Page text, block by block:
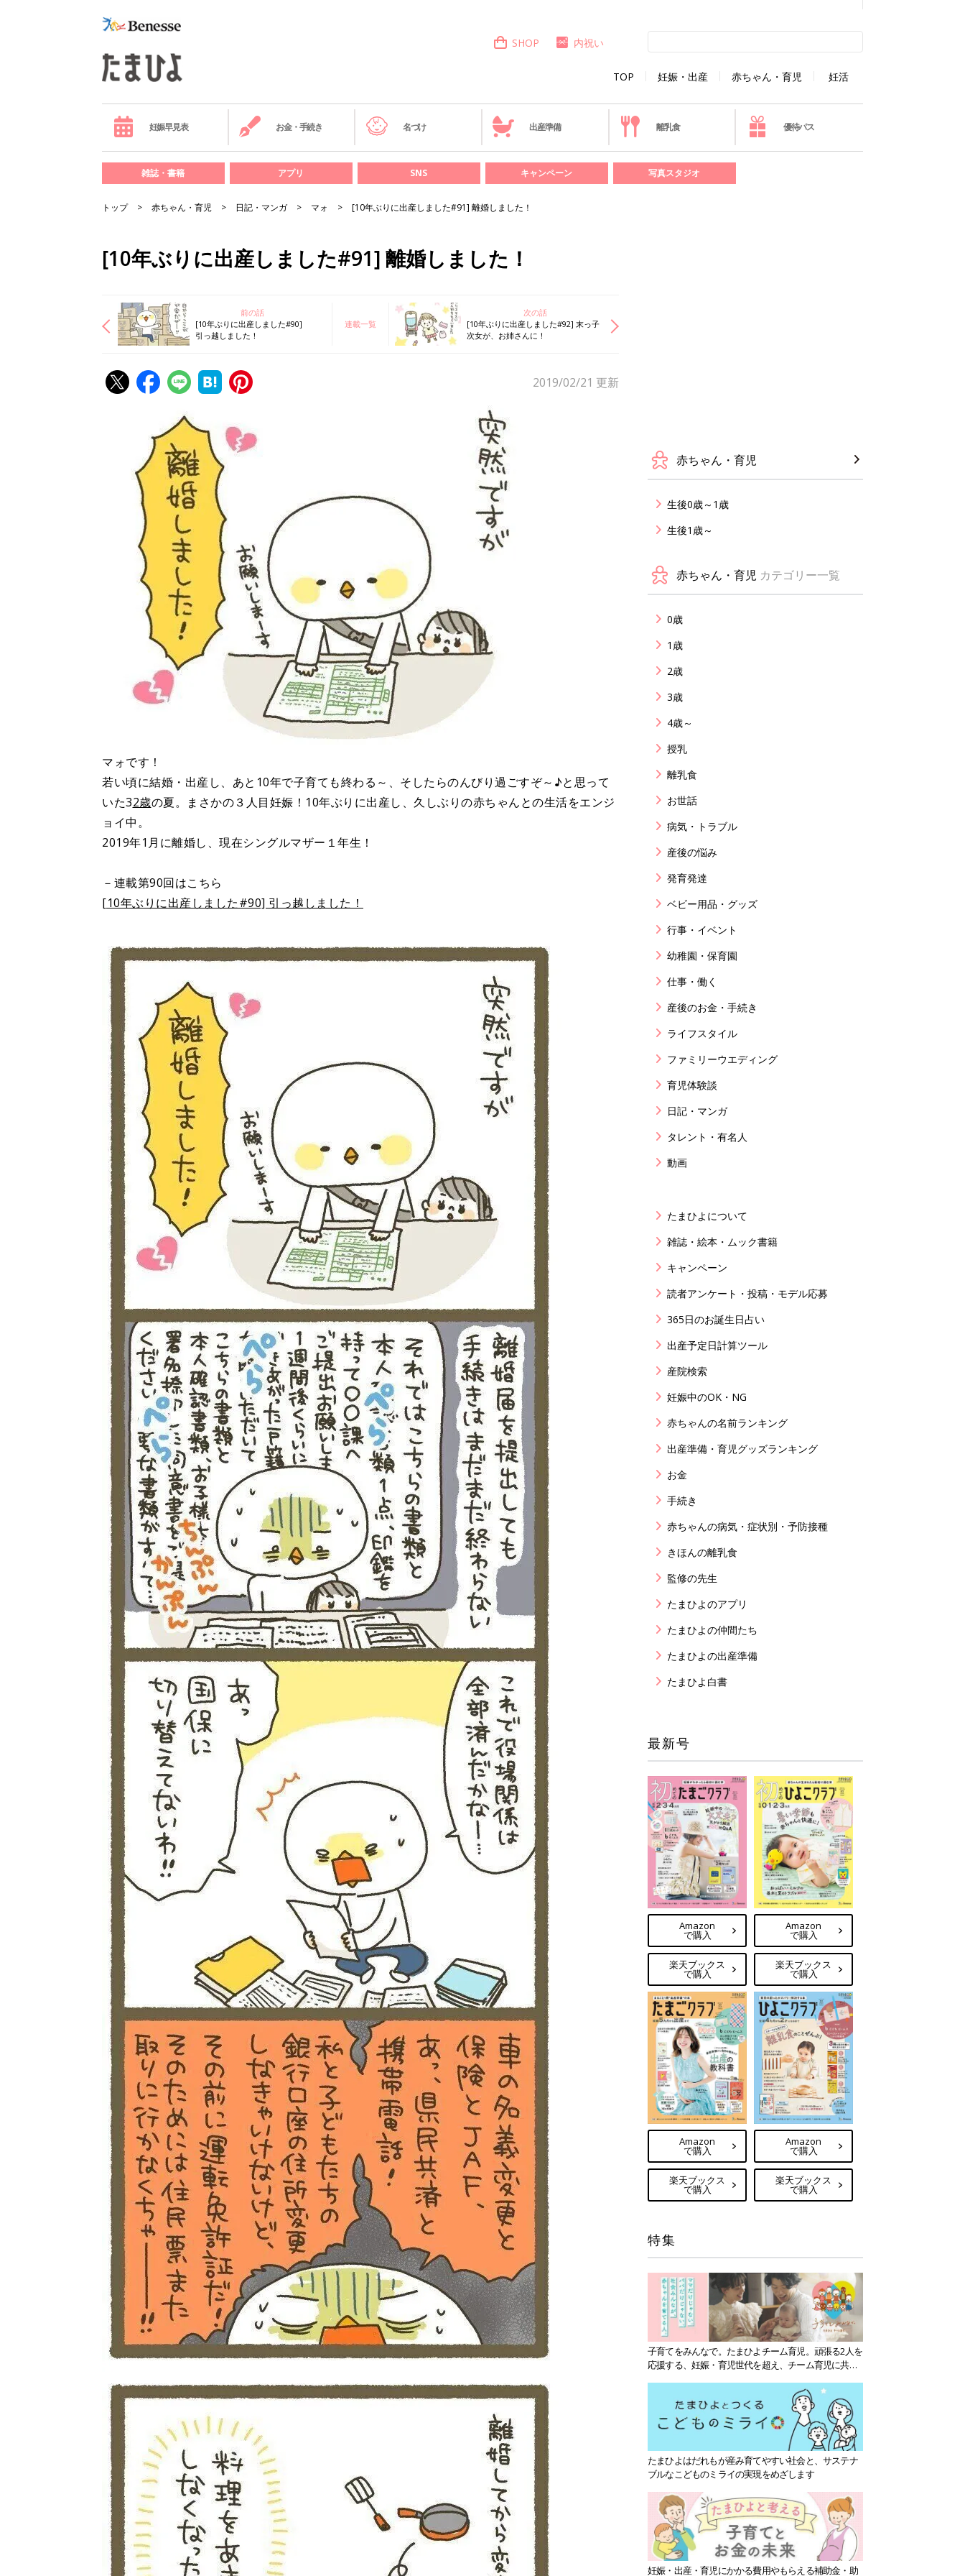
TOP 妊娠・出産 赤ちゃん・育児 妊活
SHOP 内祝い
妊娠早見表 お金・手続き 名づけ 出産準備 離乳食 優待パス
雑誌・書籍 アプリ SNS キャンペーン 写真スタジオ
トップ 赤ちゃん・育児 日記・マンガ マォ [10年ぶりに出産しました#91] 離婚しました！
[10年ぶりに出産しました#91] 離婚しました！
前の話
[10年ぶりに出産しました#90]
引っ越しました！
連載一覧
次の話
[10年ぶりに出産しました#92] 末っ子
次女が、お姉さんに！
2019/02/21 更新
マォです！
若い頃に結婚・出産し、あと10年で子育ても終わる～、そしたらのんびり過ごすぞ～♪と思って
いた32歳の夏。まさかの３人目妊娠！10年ぶりに出産し、久しぶりの赤ちゃんとの生活をエンジ
ョイ中。
2019年1月に離婚し、現在シングルマザー１年生！
－連載第90回はこちら
[10年ぶりに出産しました#90] 引っ越しました！
赤ちゃん・育児
生後0歳～1歳
生後1歳～
赤ちゃん・育児 カテゴリー一覧
0歳
1歳
2歳
3歳
4歳～
授乳
離乳食
お世話
病気・トラブル
産後の悩み
発育発達
ベビー用品・グッズ
行事・イベント
幼稚園・保育園
仕事・働く
産後のお金・手続き
ライフスタイル
ファミリーウエディング
育児体験談
日記・マンガ
タレント・有名人
動画
たまひよについて
雑誌・絵本・ムック書籍
キャンペーン
読者アンケート・投稿・モデル応募
365日のお誕生日占い
出産予定日計算ツール
産院検索
妊娠中のOK・NG
赤ちゃんの名前ランキング
出産準備・育児グッズランキング
お金
手続き
赤ちゃんの病気・症状別・予防接種
きほんの離乳食
監修の先生
たまひよのアプリ
たまひよの仲間たち
たまひよの出産準備
たまひよ白書
最新号
Amazon
で購入
楽天ブックス
で購入
Amazon
で購入
楽天ブックス
で購入
Amazon
で購入
楽天ブックス
で購入
Amazon
で購入
楽天ブックス
で購入
特集
子育てをみんなで。たまひよチーム育児。頑張る2人を
応援する、妊娠・育児世代を超え、チーム育児に共感
たまひよはだれもが産み育てやすい社会と、サステナ
ブルなこどものミライの実現をめざします
妊娠・出産・育児にかかる費用やもらえる補助金・助